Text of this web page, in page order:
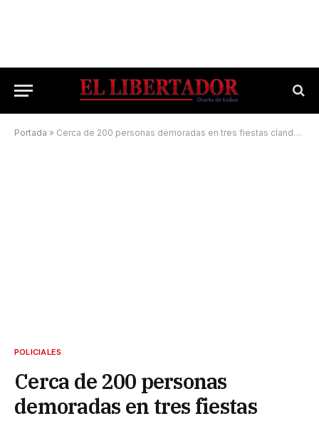
Portada » Cerca de 200 personas demoradas en tres fiestas clandestinas
POLICIALES
Cerca de 200 personas
demoradas en tres fiestas